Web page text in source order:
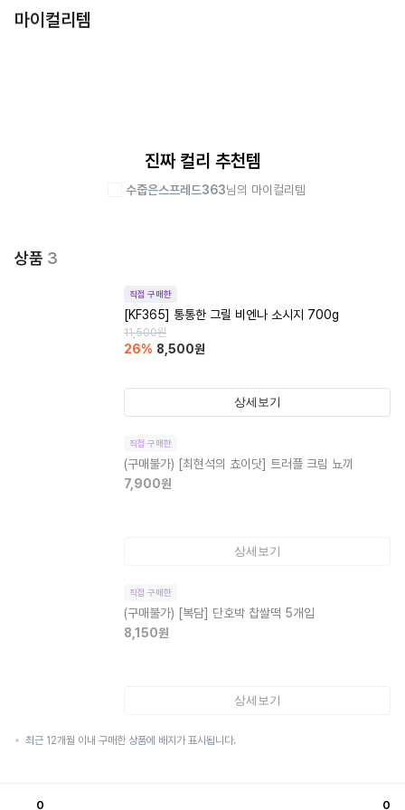
마이컬리템
진짜 컬리 추천템
수줍은스프레드363님의 마이컬리템
상품 3
직접 구매한
[KF365] 통통한 그릴 비엔나 소시지 700g
11,500원
26% 8,500원
상세보기
직접 구매한
(구매불가) [최현석의 쵸이닷] 트러플 크림 뇨끼
7,900원
상세보기
직접 구매한
(구매불가) [복담] 단호박 찹쌀떡 5개입
8,150원
상세보기
최근 12개월 이내 구매한 상품에 배지가 표시됩니다.
0 0